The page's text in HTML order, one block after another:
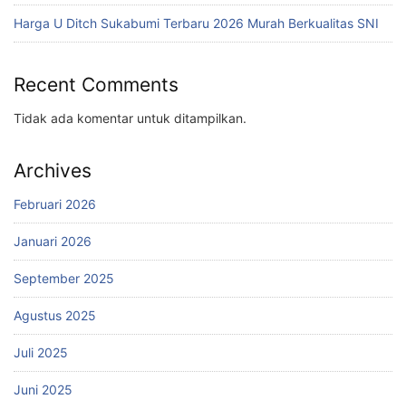
Harga U Ditch Sukabumi Terbaru 2026 Murah Berkualitas SNI
Recent Comments
Tidak ada komentar untuk ditampilkan.
Archives
Februari 2026
Januari 2026
September 2025
Agustus 2025
Juli 2025
Juni 2025